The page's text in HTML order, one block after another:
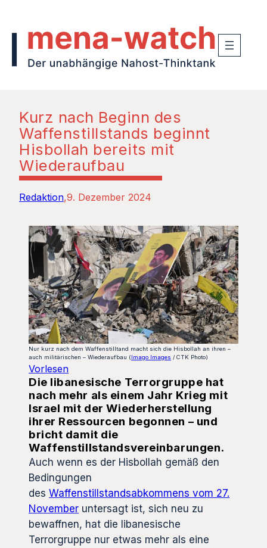
Kurz nach Beginn des
Waffenstillstands beginnt
Hisbollah bereits mit
Wiederaufbau
Redaktion 9. Dezember 2024
Nur kurz nach dem Waffenstilltand macht sich die Hisbollah an ihren –
auch militärischen – Wiederaufbau (Imago Images / CTK Photo)
Vorlesen
Die libanesische Terrorgruppe hat
nach mehr als einem Jahr Krieg mit
Israel mit der Wiederherstellung
ihrer Ressourcen begonnen – und
bricht damit die
Waffenstillstandsvereinbarungen.
Auch wenn es der Hisbollah gemäß den
Bedingungen
des Waffenstillstandsabkommens vom 27.
November untersagt ist, sich neu zu
bewaffnen, hat die libanesische
Terrorgruppe nur etwas mehr als eine